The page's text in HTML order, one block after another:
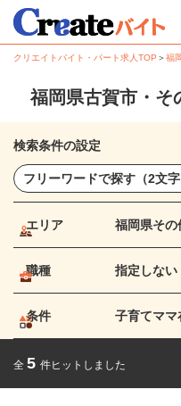
クリエイトバイト・パート求人TOP ＞福
福岡県古賀市・そ
検索条件の設定
エリア 福岡県その
職種 指定しない
条件 子育てママ
全 5 件ヒットしました